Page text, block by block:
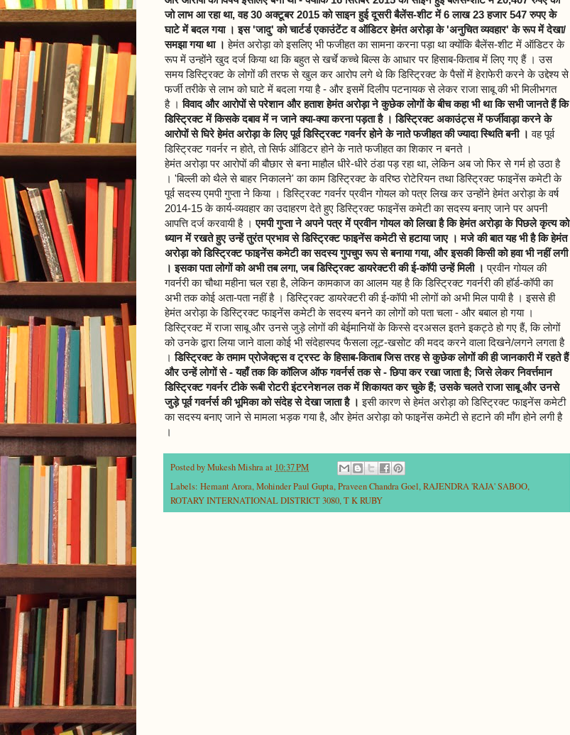
जो लाभ आ रहा था, वह 30 अक्टूबर 2015 को साइन हुई दूसरी बैलेंस-शीट में 6 लाख 23 हजार 547 रुपए के
घाटे में बदल गया । इस 'जादु' को चार्टर्ड एकाउंटेंट व ऑडिटर हेमंत अरोड़ा के 'अनुचित व्यवहार' के रूप में देखा/
समझा गया था । हेमंत अरोड़ा को इसलिए भी फजीहत का सामना करना पड़ा था क्योंकि बैलेंस-शीट में ऑडिटर के
रूप में उन्होंने खुद दर्ज किया था कि बहुत से खर्चे कच्चे बिल्स के आधार पर हिसाब-किताब में लिए गए हैं । उस
समय डिस्ट्रिक्ट के लोगों की तरफ से खुल कर आरोप लगे थे कि डिस्ट्रिक्ट के पैसों में हेराफेरी करने के उद्देश्य से
फर्जी तरीके से लाभ को घाटे में बदला गया है - और इसमें दिलीप पटनायक से लेकर राजा साबू की भी मिलीभगत
है ।विवाद और आरोपों से परेशान और हताश हेमंत अरोड़ा ने कुछेक लोगों के बीच कहा भी था कि सभी जानते हैं कि
डिस्ट्रिक्ट में किसके दबाव में न जाने क्या-क्या करना पड़ता है । डिस्ट्रिक्ट अकाउंट्स में फर्जीवाड़ा करने के
आरोपों से घिरे हेमंत अरोड़ा के लिए पूर्व डिस्ट्रिक्ट गवर्नर होने के नाते फजीहत की ज्यादा स्थिति बनी । वह पूर्व
डिस्ट्रिक्ट गवर्नर न होते, तो सिर्फ ऑडिटर होने के नाते फजीहत का शिकार न बनते ।
हेमंत अरोड़ा पर आरोपों की बौछार से बना माहौल धीरे-धीरे ठंडा पड़ रहा था, लेकिन अब जो फिर से गर्म हो उठा है
। 'बिल्ली को थैले से बाहर निकालने' का काम डिस्ट्रिक्ट के वरिष्ठ रोटेरियन तथा डिस्ट्रिक्ट फाइनेंस कमेटी के
पूर्व सदस्य एमपी गुप्ता ने किया । डिस्ट्रिक्ट गवर्नर प्रवीन गोयल को पत्र लिख कर उन्होंने हेमंत अरोड़ा के वर्ष
2014-15 के कार्य-व्यवहार का उदाहरण देते हुए डिस्ट्रिक्ट फाइनेंस कमेटी का सदस्य बनाए जाने पर अपनी
आपत्ति दर्ज करवायी है ।एमपी गुप्ता ने अपने पत्र में प्रवीन गोयल को लिखा है कि हेमंत अरोड़ा के पिछले कृत्य को
ध्यान में रखते हुए उन्हें तुरंत प्रभाव से डिस्ट्रिक्ट फाइनेंस कमेटी से हटाया जाए । मजे की बात यह भी है कि हेमंत
अरोड़ा को डिस्ट्रिक्ट फाइनेंस कमेटी का सदस्य गुपचुप रूप से बनाया गया, और इसकी किसी को हवा भी नहीं लगी
। इसका पता लोगों को अभी तब लगा, जब डिस्ट्रिक्ट डायरेक्टरी की ई-कॉपी उन्हें मिली । प्रवीन गोयल की
गवर्नरी का चौथा महीना चल रहा है, लेकिन कामकाज का आलम यह है कि डिस्ट्रिक्ट गवर्नरी की हॉर्ड-कॉपी का
अभी तक कोई अता-पता नहीं है । डिस्ट्रिक्ट डायरेक्टरी की ई-कॉपी भी लोगों को अभी मिल पायी है । इससे ही
हेमंत अरोड़ा के डिस्ट्रिक्ट फाइनेंस कमेटी के सदस्य बनने का लोगों को पता चला - और बबाल हो गया ।
डिस्ट्रिक्ट में राजा साबू और उनसे जुड़े लोगों की बेईमानियों के किस्से दरअसल इतने इकट्ठे हो गए हैं, कि लोगों
को उनके द्वारा लिया जाने वाला कोई भी संदेहास्पद फैसला लूट-खसोट की मदद करने वाला दिखने/लगने लगता है
।डिस्ट्रिक्ट के तमाम प्रोजेक्ट्स व ट्रस्ट के हिसाब-किताब जिस तरह से कुछेक लोगों की ही जानकारी में रहते हैं
और उन्हें लोगों से - यहाँ तक कि कॉलिज ऑफ गवर्नर्स तक से - छिपा कर रखा जाता है; जिसे लेकर निवर्त्तमान
डिस्ट्रिक्ट गवर्नर टीके रूबी रोटरी इंटरनेशनल तक में शिकायत कर चुके हैं; उसके चलते राजा साबू और उनसे
जुड़े पूर्व गवर्नर्स की भूमिका को संदेह से देखा जाता है । इसी कारण से हेमंत अरोड़ा को डिस्ट्रिक्ट फाइनेंस कमेटी
का सदस्य बनाए जाने से मामला भड़क गया है, और हेमंत अरोड़ा को फाइनेंस कमेटी से हटाने की माँग होने लगी है
।
Posted byMukesh Mishraat 10:37 PM
Labels: Hemant Arora,Mohinder Paul Gupta,Praveen Chandra Goel,RAJENDRA 'RAJA' SABOO,
ROTARY INTERNATIONAL DISTRICT 3080,T K RUBY